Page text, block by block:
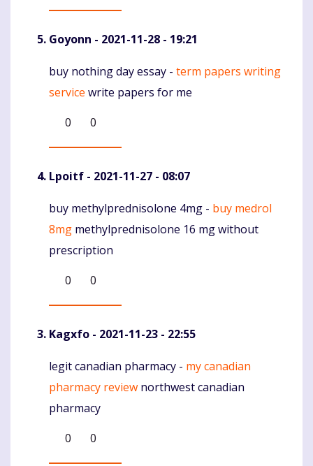
Goyonn - 2021-11-28 - 19:21
Komentaras
buy nothing day essay - term papers writing
service write papers for me
0
0
Lpoitf - 2021-11-27 - 08:07
Komentaras
buy methylprednisolone 4mg - buy medrol
8mg methylprednisolone 16 mg without
prescription
0
0
Kagxfo - 2021-11-23 - 22:55
Komentaras
legit canadian pharmacy - my canadian
pharmacy review northwest canadian
pharmacy
0
0